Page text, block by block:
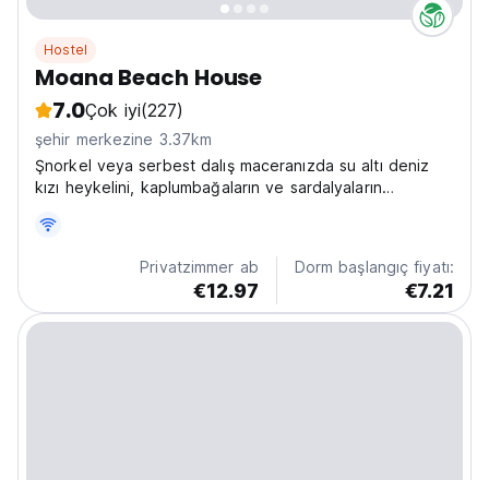
Hostel
Moana Beach House
7.0Çok iyi(227)
şehir merkezine 3.37km
Şnorkel veya serbest dalış maceranızda su altı deniz
kızı heykelini, kaplumbağaların ve sardalyaların
Privatzimmer ab
€12.97
Dorm başlangıç fiyatı:
€7.21